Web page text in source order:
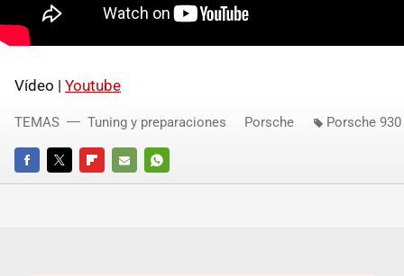
Vídeo | Youtube
FACEBOOKTWITTERFLIPBOARD
E-
WHATSAPP
TEMAS Tuning y preparaciones Porsche Porsche